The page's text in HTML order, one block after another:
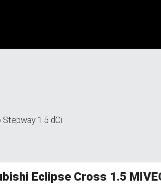
Stepway 1.5 dCi
Eclipse Cross 1.5